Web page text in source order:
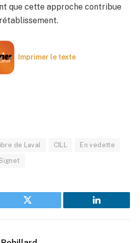
que cette approche contribue
Imprimer le texte
de Laval CILL En vedette
Signet
Twitter LinkedIn